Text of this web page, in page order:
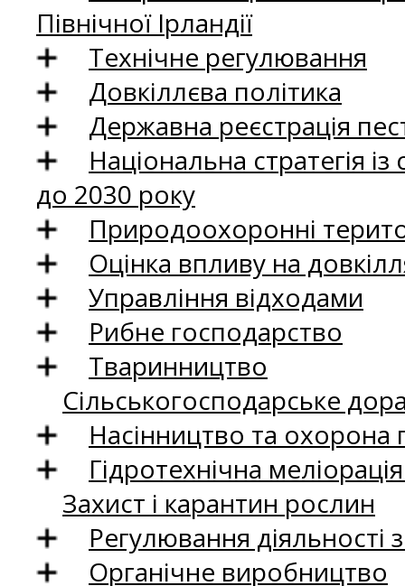
Північної Ірландії
Технічне регулювання
Довкіллєва політика
Державна реєстрація
Національна стратегія
до 2030 року
Природоохоронні
Оцінка впливу на
Управління відходами
Рибне господарство
Тваринництво
Сільськогосподарське
Насінництво та
Гідротехнічна
Захист і карантин рослин
Регулювання
Органічне виробництво